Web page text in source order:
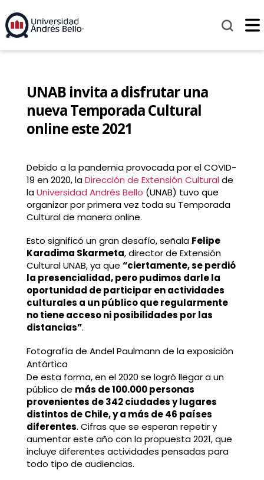
UNAB invita a disfrutar una
nueva Temporada Cultural
online este 2021
Debido a la pandemia provocada por el COVID-
19 en 2020, laDirección de Extensión Culturalde
laUniversidad Andrés Bello (UNAB) tuvo que
organizar por primera vez toda su Temporada
Cultural de manera online.
Esto significó un gran desafío, señala Felipe
Karadima Skarmeta, director de Extensión
Cultural UNAB, ya que “ciertamente, se perdió
la presencialidad, pero pudimos darle la
oportunidad de participar en actividades
culturales a un público que regularmente
no tiene acceso ni posibilidades por las
distancias”.
Fotografía de Andel Paulmann de la exposición
Antártica
De esta forma, en el 2020 se logró llegar a un
público de más de 100.000 personas
provenientes de 342 ciudades y lugares
distintos de Chile, y a más de 46 países
diferentes. Cifras que se esperan repetir y
aumentar este año con la propuesta 2021, que
incluye diferentes actividades pensadas para
todo tipo de audiencias.